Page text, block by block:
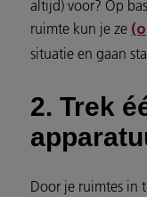
altijd) voor? Op
ruimte kun je ze
situatie en gaan
2. Trek
Door je ruimtes in